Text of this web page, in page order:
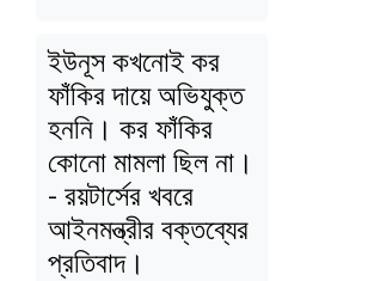
ইউনূস কখনোই কর
ফাঁকির দায়ে অভিযুক্ত
হননি। কর ফাঁকির
কোনো মামলা ছিল না।
- রয়টার্সের খবরে
আইনমন্ত্রীর বক্তব্যের
প্রতিবাদ।